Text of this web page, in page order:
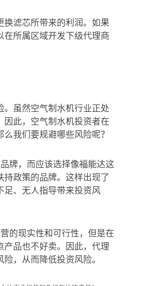
滤芯所带来的利润。如果
所属区域开发下级代理商
虽然空气制水机行业正处
此，空气制水机投资者在
我们要规避哪些风险呢？
牌，而应该选择像福能达这
政策的品牌。这样出现了
、无人指导带来投资风
的现实性和可行性，但是在
品也不好卖。因此，代理
，从而降低投资风险。